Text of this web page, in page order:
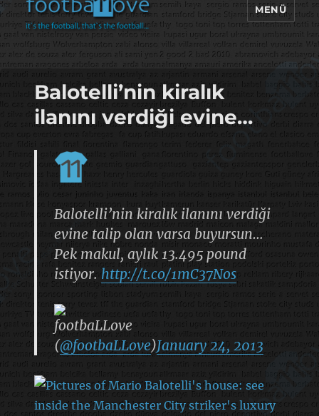
footbaLLove
MENÜ
Balotelli’nin kiralık
ilanını verdiği evine…
Balotelli’nin kiralık ilanını verdiği
evine talip olan varsa buyursun…
Pek makul, aylık 13.495 pound
istiyor. http://t.co/1mC37Nos
footbaLLove
(@footbaLLove)January 24, 2013